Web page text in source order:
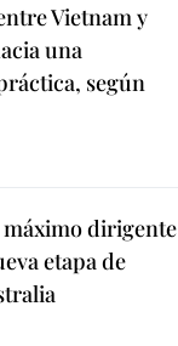
Vietnam y
una
según
dirigente
etapa de